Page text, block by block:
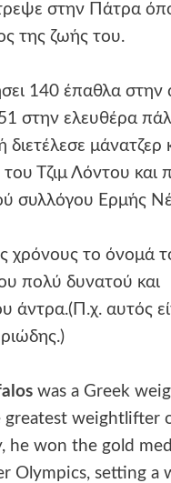
στην Πάτρα
της ζωής του.
140 έπαθλα στην
στην ελευθέρα
διετέλεσε μάνατζερ
Τζιμ Λόντου και
συλλόγου Ερμής
χρόνους το όνομά
πολύ δυνατού και
άντρα.(Π.χ. αυτός
was a Greek
greatest weightlifter
he won the gold
Olympics, setting a